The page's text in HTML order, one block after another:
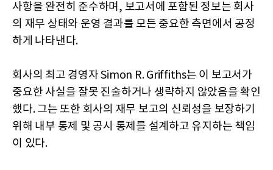
사항을 완전히 준수하며, 보고서에 포함된 정보는 회사
의 재무 상태와 운영 결과를 모든 중요한 측면에서 공정
하게 나타낸다.
회사의 최고 경영자 Simon R. Griffiths는 이 보고서가
중요한 사실을 잘못 진술하거나 생략하지 않았음을 확인
했다. 그는 또한 회사의 재무 보고의 신뢰성을 보장하기
위해 내부 통제 및 공시 통제를 설계하고 유지하는 책임
이 있다.